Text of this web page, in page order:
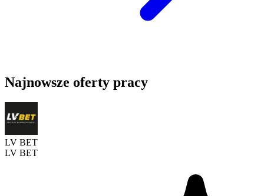
Najnowsze oferty pracy
LV BET
LV BET